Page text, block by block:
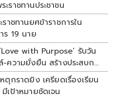
ราชทานประชาชน
าชทานยศข้าราชการใน
ร 19 นาย
with Purpose’ รับวัน
ความยั่งยืน สร้างประสบกา
มหมาย
ตุกราดยิง เครียดเรื่องเรียน
เป้าหมายชัดเจน